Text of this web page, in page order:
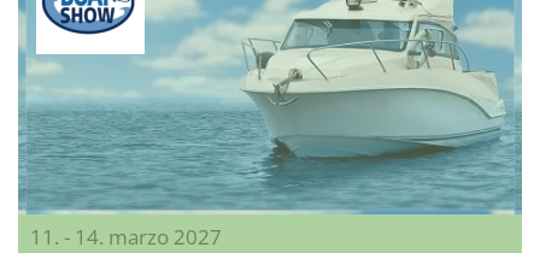
11. - 14. marzo 2027